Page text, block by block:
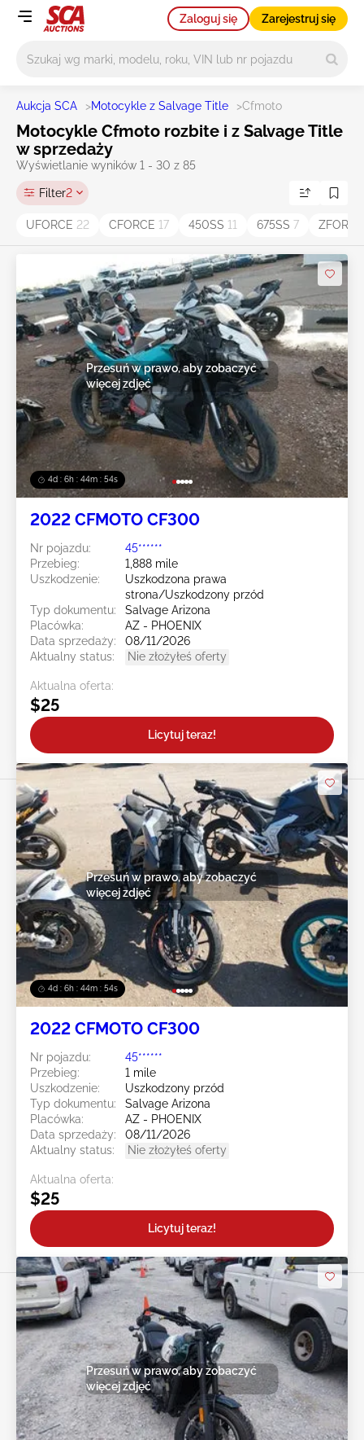
Zaloguj się Zarejestruj się
Aukcja SCA >Motocykle z Salvage Title >Cfmoto
Motocykle Cfmoto rozbite i z Salvage Title
w sprzedaży
Wyświetlanie wyników 1 - 30 z 85
Filter2
UFORCE 22 CFORCE 17 450SS 11 675SS 7
4d : 6h : 44m : 52s
Przesuń w prawo, aby zobaczyć
więcej zdjęć
2022 CFMOTO CF300
Nr pojazdu:
45******
Przebieg:
1,888 mile
Uszkodzenie:
Uszkodzona prawa
strona/Uszkodzony przód
Typ dokumentu:
Salvage Arizona
Placówka:
AZ - PHOENIX
Data sprzedaży:
08/11/2026
Aktualny status:
Nie złożyłeś oferty
Aktualna oferta:
$25
Licytuj teraz!
4d : 6h : 44m : 52s
Przesuń w prawo, aby zobaczyć
więcej zdjęć
2022 CFMOTO CF300
Nr pojazdu:
45******
Przebieg:
1 mile
Uszkodzenie:
Uszkodzony przód
Typ dokumentu:
Salvage Arizona
Placówka:
AZ - PHOENIX
Data sprzedaży:
08/11/2026
Aktualny status:
Nie złożyłeś oferty
Aktualna oferta:
$25
Licytuj teraz!
Przesuń w prawo, aby zobaczyć
więcej zdjęć